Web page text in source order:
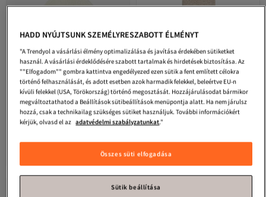
Tyess
Lány Ecru Beret
4.6 (9)
Ingyenes szállítás 7500 Ft felett
#9. legkedveltebb
Koton
4.6 (8)
Ingyenes szállítás 7500 Ft felett
Legalacsonyabb (30 nap)
7 118
HADD NYÚJTSUNK SZEMÉLYRESZABOTT ÉLMÉNYT
"A Trendyol a vásárlási élmény optimalizálása és javítása érdekében sütiketket
használ. A vásárlási érdeklődésére szabott tartalmak és hirdetések biztosítása. Az
""Elfogadom"" gombra kattintva engedélyezed ezen sütik a fent említett célokra
történő felhasználását, és adott esetben azok harmadik felekkel, beleértve EU-n
kívüli felekkel (USA, Törökország) történő megosztását. Hozzájárulásodat bármikor
megváltoztathatod a Beállítások sütibeállítások menüpontja alatt. Ha nem járulsz
hozzá, csak a technikailag szükséges sütiket használjuk. További információkért
kérjük, olvasd el az adatvédelmi szabályzatunkat."
Összes süti elfogadása
Sütik beállítása